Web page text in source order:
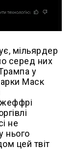
мільярдер
серед них
у
Маск
не
нього
цей твіт